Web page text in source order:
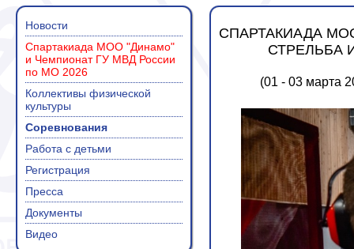
Новости
Спартакиада МОО "Динамо"
и Чемпионат ГУ МВД России
по МО 2026
Коллективы физической
культуры
Соревнования
Работа с детьми
Регистрация
Пресса
Документы
Видео
СПАРТАКИАДА
СТРЕЛЬБА
(01 - 03 марта